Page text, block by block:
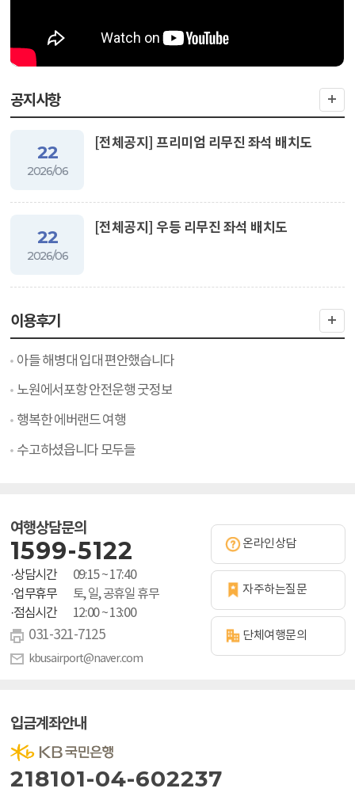
공지사항
22
2026/06
[전체공지] 프리미엄 리무진 좌석 배치도
22
2026/06
[전체공지] 우등 리무진 좌석 배치도
이용후기
아들 해병대 입대 편안했습니다
노원에서포항 안전운행 굿정보
행복한 에버랜드 여행
수고하셨읍니다 모두들
여행상담문의
1599-5122
·상담시간
09:15 ~ 17:40
·업무휴무
토, 일, 공휴일 휴무
·점심시간
12:00 ~ 13:00
031-321-7125
kbusairport@naver.com
온라인상담
자주하는질문
단체여행문의
입금계좌안내
218101-04-602237